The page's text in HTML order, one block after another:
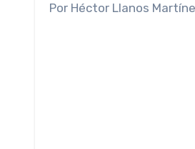
Por Héctor Llanos